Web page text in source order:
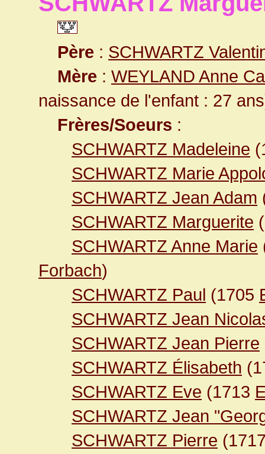
Père : SCHWARTZ
Mère : WEYLAND Anne
naissance de l'enfant : 27
Frères/Soeurs :
SCHWARTZ Madeleine
SCHWARTZ Marie
SCHWARTZ Jean Adam
SCHWARTZ Marguerite
SCHWARTZ Anne Marie
Forbach)
SCHWARTZ Paul (1705
SCHWARTZ Jean
SCHWARTZ Jean Pierre
SCHWARTZ Élisabeth
SCHWARTZ Eve (1713
SCHWARTZ Jean
SCHWARTZ Pierre